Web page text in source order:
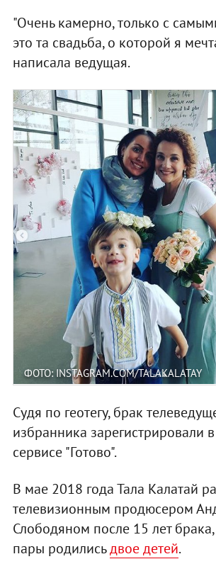
"Очень камерно, только с
это та свадьба, о которой я
написала ведущая.
ФОТО: INSTAGRAM.COM/TALAKALATAY
Судя по геотегу, брак
избранника зарегистрировали
сервисе "Готово".
В мае 2018 года Тала Калатай
телевизионным продюсером
Слободяном после 15 лет
пары родилисьдвое детей.